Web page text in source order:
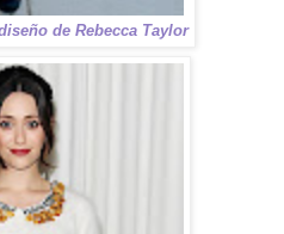
de Rebecca Taylor